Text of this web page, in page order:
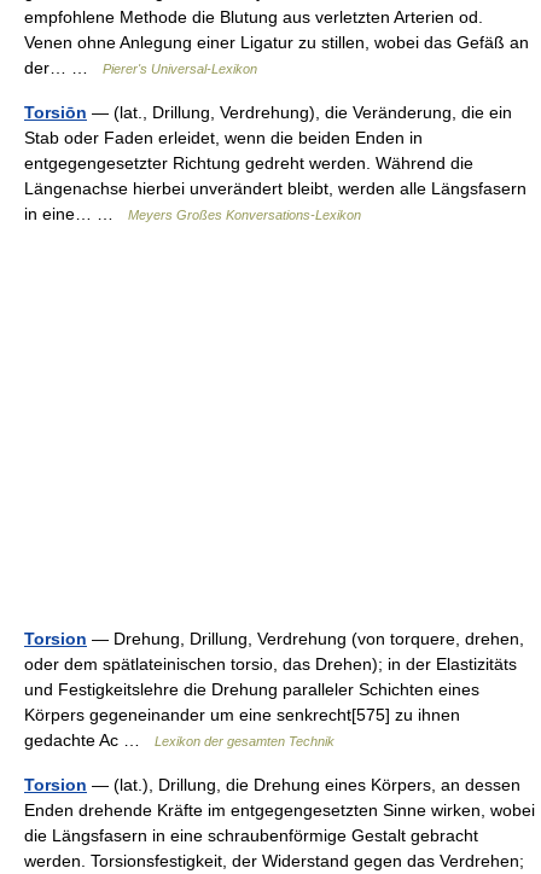
empfohlene Methode die Blutung aus verletzten Arterien od.
Venen ohne Anlegung einer Ligatur zu stillen, wobei das Gefäß an
der… …
Pierer's Universal-Lexikon
Torsiōn — (lat., Drillung, Verdrehung), die Veränderung, die ein
Stab oder Faden erleidet, wenn die beiden Enden in
entgegengesetzter Richtung gedreht werden. Während die
Längenachse hierbei unverändert bleibt, werden alle Längsfasern
in eine… …
Meyers Großes Konversations-Lexikon
Torsion — Drehung, Drillung, Verdrehung (von torquere, drehen,
oder dem spätlateinischen torsio, das Drehen); in der Elastizitäts
und Festigkeitslehre die Drehung paralleler Schichten eines
Körpers gegeneinander um eine senkrecht[575] zu ihnen
gedachte Ac …
Lexikon der gesamten Technik
Torsion — (lat.), Drillung, die Drehung eines Körpers, an dessen
Enden drehende Kräfte im entgegengesetzten Sinne wirken, wobei
die Längsfasern in eine schraubenförmige Gestalt gebracht
werden. Torsionsfestigkeit, der Widerstand gegen das Verdrehen;